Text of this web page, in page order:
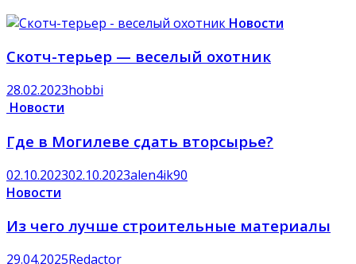
Новости
Скотч-терьер — веселый охотник
28.02.2023hobbi
Новости
Где в Могилеве сдать вторсырье?
02.10.202302.10.2023alen4ik90
Новости
Из чего лучше строительные материалы
29.04.2025Redactor